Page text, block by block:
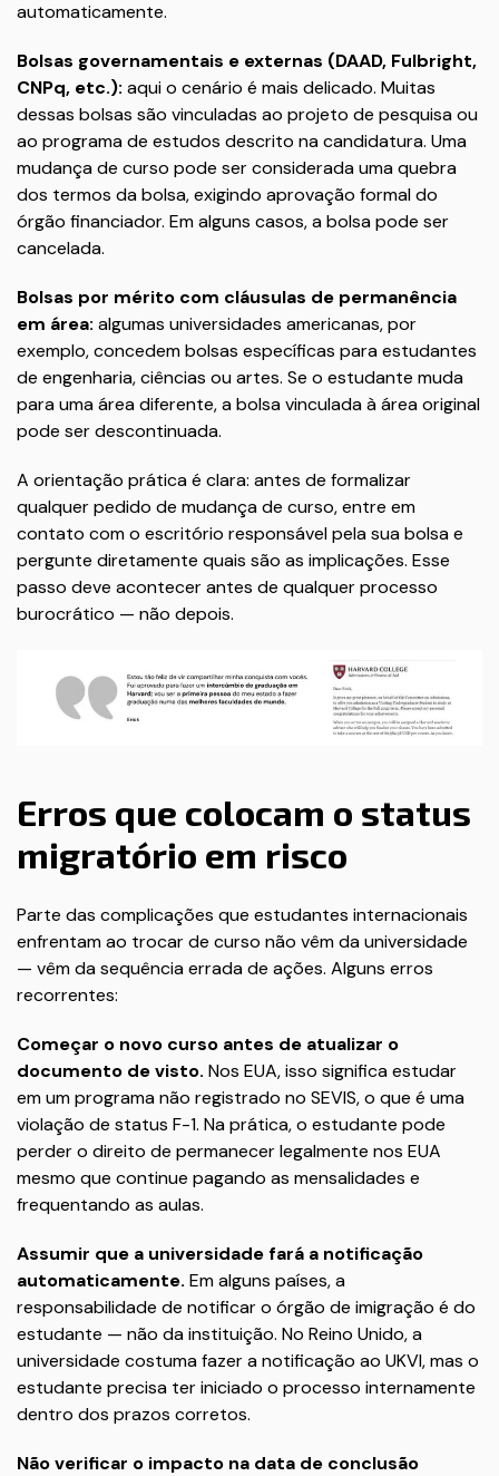
automaticamente.
Bolsas governamentais e externas (DAAD, Fulbright,
CNPq, etc.): aqui o cenário é mais delicado. Muitas
dessas bolsas são vinculadas ao projeto de pesquisa ou
ao programa de estudos descrito na candidatura. Uma
mudança de curso pode ser considerada uma quebra
dos termos da bolsa, exigindo aprovação formal do
órgão financiador. Em alguns casos, a bolsa pode ser
cancelada.
Bolsas por mérito com cláusulas de permanência
em área: algumas universidades americanas, por
exemplo, concedem bolsas específicas para estudantes
de engenharia, ciências ou artes. Se o estudante muda
para uma área diferente, a bolsa vinculada à área original
pode ser descontinuada.
A orientação prática é clara: antes de formalizar
qualquer pedido de mudança de curso, entre em
contato com o escritório responsável pela sua bolsa e
pergunte diretamente quais são as implicações. Esse
passo deve acontecer antes de qualquer processo
burocrático — não depois.
Erros que colocam o status
migratório em risco
Parte das complicações que estudantes internacionais
enfrentam ao trocar de curso não vêm da universidade
— vêm da sequência errada de ações. Alguns erros
recorrentes:
Começar o novo curso antes de atualizar o
documento de visto. Nos EUA, isso significa estudar
em um programa não registrado no SEVIS, o que é uma
violação de status F-1. Na prática, o estudante pode
perder o direito de permanecer legalmente nos EUA
mesmo que continue pagando as mensalidades e
frequentando as aulas.
Assumir que a universidade fará a notificação
automaticamente. Em alguns países, a
responsabilidade de notificar o órgão de imigração é do
estudante — não da instituição. No Reino Unido, a
universidade costuma fazer a notificação ao UKVI, mas o
estudante precisa ter iniciado o processo internamente
dentro dos prazos corretos.
Não verificar o impacto na data de conclusão